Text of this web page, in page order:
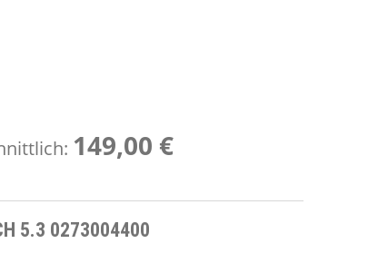
149,00 €
5.3 0273004400